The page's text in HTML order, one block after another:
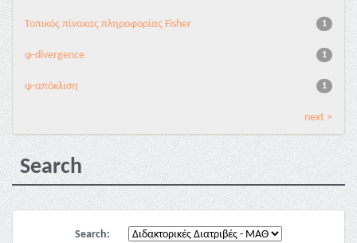
1
Τοπικός πίνακας πληροφορίας Fisher
1
φ-divergence
1
φ-απόκλιση
next >
Search
Search: